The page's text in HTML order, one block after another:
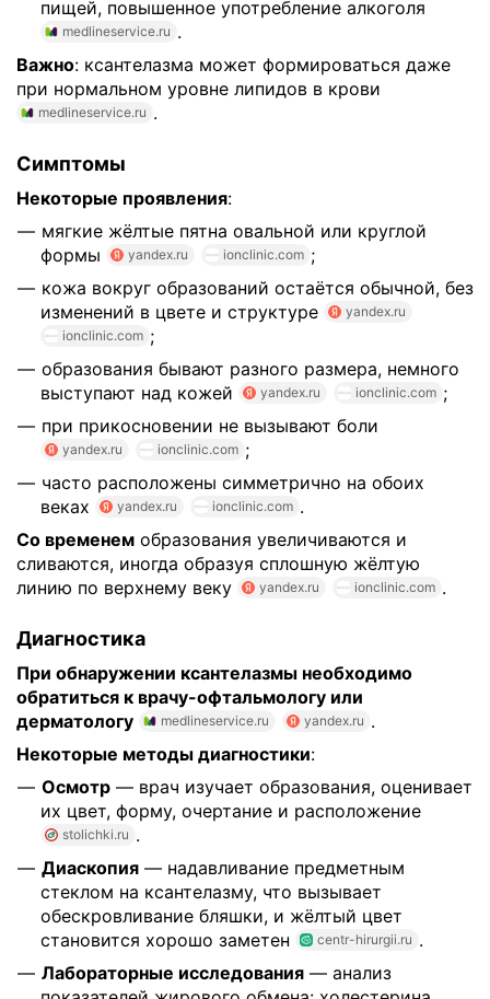
пищей, повышенное употребление алкоголя
medlineservice.ru .
Важно: ксантелазма может формироваться даже
при нормальном уровне липидов в крови
medlineservice.ru .
Симптомы
Некоторые проявления:
мягкие жёлтые пятна овальной или круглой
формы
yandex.ru ionclinic.com ;
кожа вокруг образований остаётся обычной, без
изменений в цвете и структуре
yandex.ru
ionclinic.com ;
образования бывают разного размера, немного
выступают над кожей
yandex.ru ionclinic.com ;
при прикосновении не вызывают боли
yandex.ru ionclinic.com ;
часто расположены симметрично на обоих
веках
yandex.ru ionclinic.com .
Со временем образования увеличиваются и
сливаются, иногда образуя сплошную жёлтую
линию по верхнему веку
yandex.ru ionclinic.com .
Диагностика
При обнаружении ксантелазмы необходимо
обратиться к врачу-офтальмологу или
дерматологу
medlineservice.ru yandex.ru .
Некоторые методы диагностики:
Осмотр — врач изучает образования, оценивает
их цвет, форму, очертание и расположение
stolichki.ru .
Диаскопия — надавливание предметным
стеклом на ксантелазму, что вызывает
обескровливание бляшки, и жёлтый цвет
становится хорошо заметен
centr-hirurgii.ru .
Лабораторные исследования — анализ